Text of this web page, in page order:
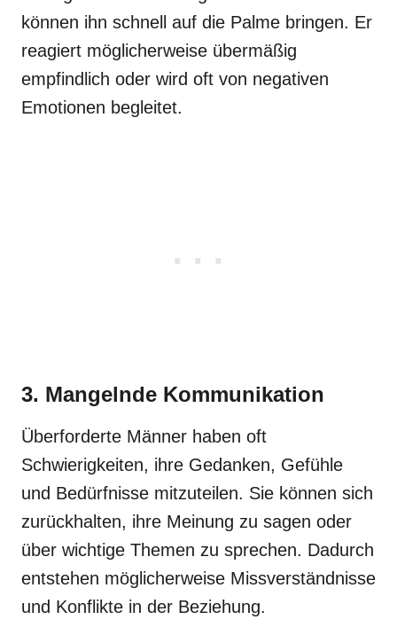
können ihn schnell auf die Palme bringen. Er
reagiert möglicherweise übermäßig
empfindlich oder wird oft von negativen
Emotionen begleitet.
3. Mangelnde Kommunikation
Überforderte Männer haben oft
Schwierigkeiten, ihre Gedanken, Gefühle
und Bedürfnisse mitzuteilen. Sie können sich
zurückhalten, ihre Meinung zu sagen oder
über wichtige Themen zu sprechen. Dadurch
entstehen möglicherweise Missverständnisse
und Konflikte in der Beziehung.